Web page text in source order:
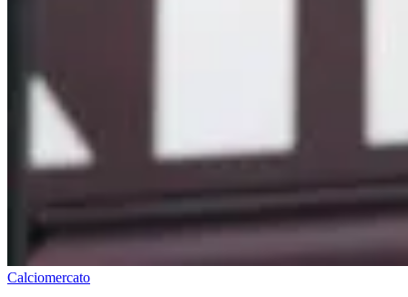
Calciomercato